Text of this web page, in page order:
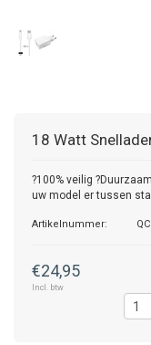
18 Watt
?100% veilig
uw model er tussen
Artikelnummer:
€24,95
Incl. btw